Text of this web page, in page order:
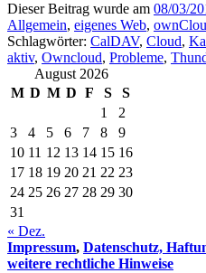
Dieser Beitrag wurde am 08/03/
Allgemein, eigenes Web,
Schlagwörter: CalDAV, Cloud,
aktiv, Owncloud, Probleme,
August 2026
M D M D F S
S
1
2
3
4 5 6 7 8
9
10 11 12 13 14 15 16
17 18 19 20 21 22 23
24 25 26 27 28 29 30
31
« Dez.
Impressum, Datenschutz,
weitere rechtliche Hinweise